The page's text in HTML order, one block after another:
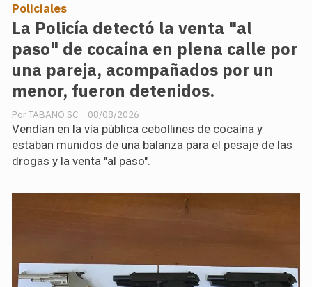
La Policía detectó la venta "al
paso" de cocaína en plena calle por
una pareja, acompañados por un
menor, fueron detenidos.
TABANO SC
Policiales
08/08/2026
Vendían en la vía pública cebollines de cocaína y
estaban munidos de una balanza para el pesaje de las
drogas y la venta "al paso".